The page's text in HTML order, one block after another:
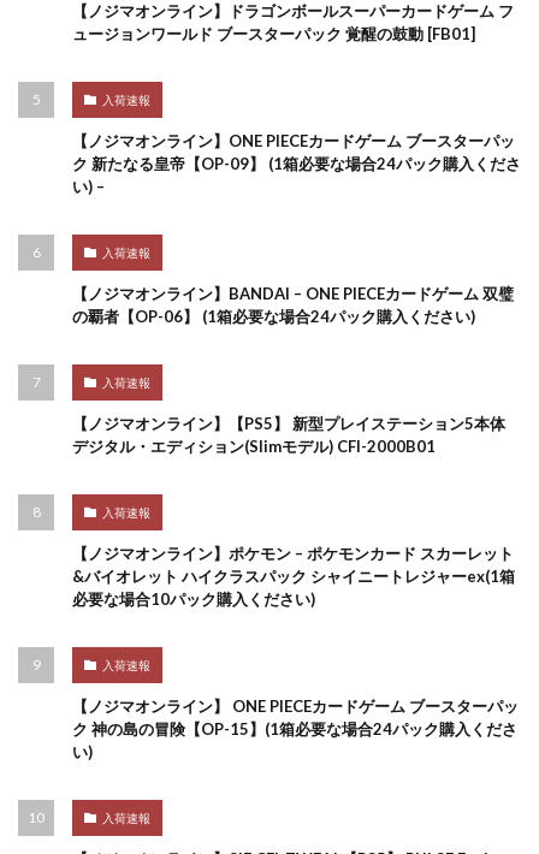
【ノジマオンライン】ドラゴンボールスーパーカードゲーム フ
ュージョンワールド ブースターパック 覚醒の鼓動 [FB01]
入荷速報
【ノジマオンライン】ONE PIECEカードゲーム ブースターパッ
ク 新たなる皇帝【OP-09】 (1箱必要な場合24パック購入くださ
い) –
入荷速報
【ノジマオンライン】BANDAI – ONE PIECEカードゲーム 双璧
の覇者【OP-06】 (1箱必要な場合24パック購入ください)
入荷速報
【ノジマオンライン】【PS5】 新型プレイステーション5本体
デジタル・エディション(Slimモデル) CFI-2000B01
入荷速報
【ノジマオンライン】ポケモン – ポケモンカード スカーレット
&バイオレット ハイクラスパック シャイニートレジャーex(1箱
必要な場合10パック購入ください)
入荷速報
【ノジマオンライン】 ONE PIECEカードゲーム ブースターパッ
ク 神の島の冒険【OP-15】(1箱必要な場合24パック購入くださ
い)
入荷速報